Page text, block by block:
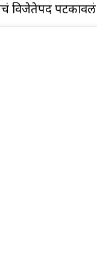
विजेतेपद